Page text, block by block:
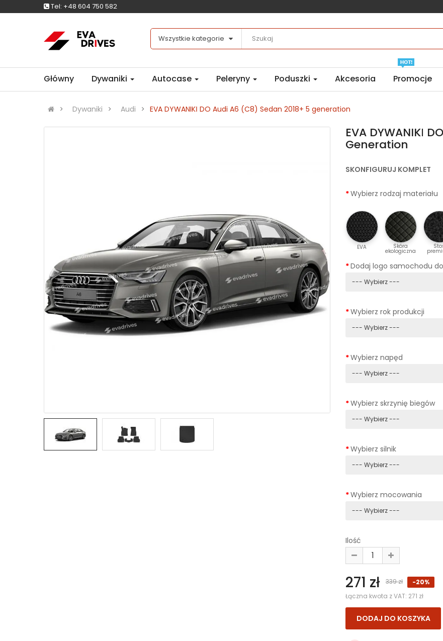
Tel: +48 604 750 582
Wszystkie kategorie
Główny Dywaniki Autocase Peleryny Poduszki Akcesoria Promocje
Dywaniki Audi EVA DYWANIKІ DO Audi A6 (C8) Sedan 2018+ 5 generation
EVA DYWANIKІ
Generation
SKONFIGURUJ KOMPLET
Wybierz rodzaj materiału
EVA Skóra
ekologiczna
Dodaj logo samochodu
Wybierz rok produkcji
Wybierz napęd
Wybierz skrzynię biegów
Wybierz silnik
Wybierz mocowania
Ilość
271 zł 339 zł
-20%
Łączna kwota z VAT: 271 zł